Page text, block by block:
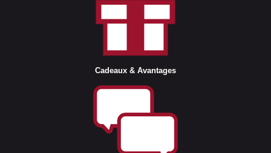
Cadeaux & Avantages